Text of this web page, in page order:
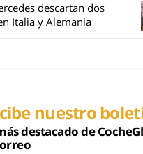
descartan dos
Italia y Alemania
nuestro
destacado de